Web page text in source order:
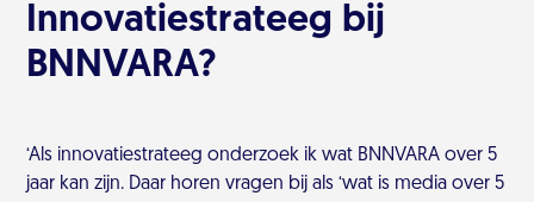
Innovatiestrateeg bij
BNNVARA?
‘Als innovatiestrateeg onderzoek ik wat BNNVARA over 5
jaar kan zijn. Daar horen vragen bij als ‘wat is media over 5